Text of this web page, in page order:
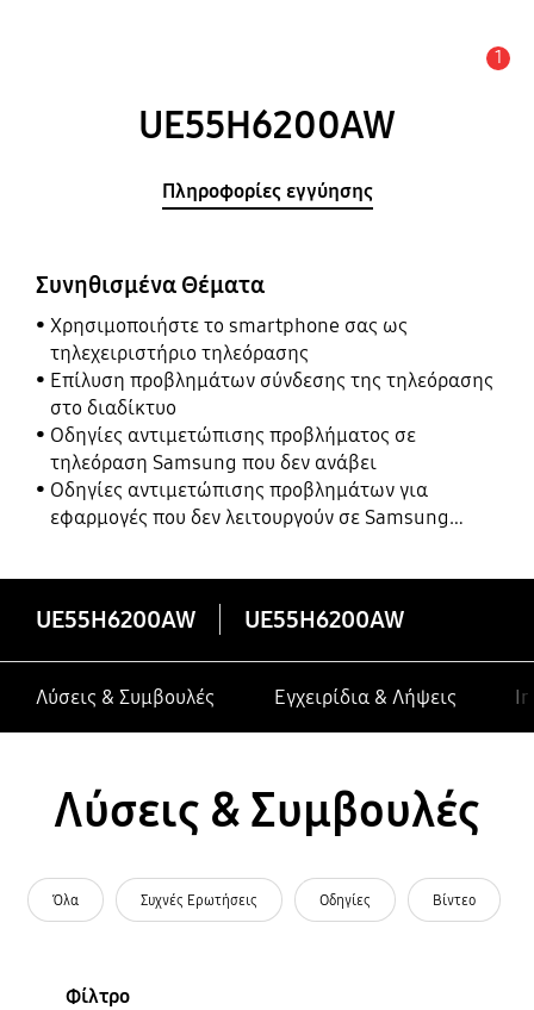
1
UE55H6200AW
Πληροφορίες εγγύησης
Συνηθισμένα Θέματα
Χρησιμοποιήστε το smartphone σας ως
τηλεχειριστήριο τηλεόρασης
Επίλυση προβλημάτων σύνδεσης της τηλεόρασης
στο διαδίκτυο
Οδηγίες αντιμετώπισης προβλήματος σε
τηλεόραση Samsung που δεν ανάβει
Οδηγίες αντιμετώπισης προβλημάτων για
εφαρμογές που δεν λειτουργούν σε Samsung
UE55H6200AW UE55H6200AW
Λύσεις & Συμβουλές Εγχειρίδια & Λήψεις
Λύσεις & Συμβουλές
Όλα Συχνές Ερωτήσεις Οδηγίες Βίντεο
Φίλτρο